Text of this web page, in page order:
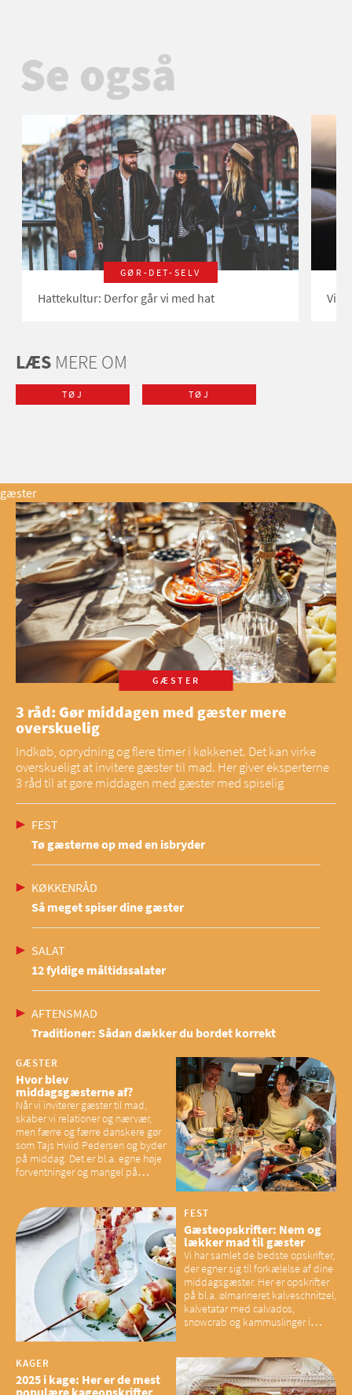
Se også
GØR-DET-SELV
Hattekultur: Derfor går vi med hat
LÆS MERE OM
TØJ TØJ
gæster
GÆSTER
3 råd: Gør middagen med gæster mere
overskuelig
Indkøb, oprydning og flere timer i køkkenet. Det kan virke
overskueligt at invitere gæster til mad. Her giver eksperterne
3 råd til at gøre middagen med gæster med spiselig
FEST
Tø gæsterne op med en isbryder
KØKKENRÅD
Så meget spiser dine gæster
SALAT
12 fyldige måltidssalater
AFTENSMAD
Traditioner: Sådan dækker du bordet korrekt
GÆSTER
Hvor blev
middagsgæsterne af?
Når vi inviterer gæster til mad,
skaber vi relationer og nærvær,
men færre og færre danskere gør
som Tajs Hviid Pedersen og byder
på middag. Det er bl.a. egne høje
forventninger og mangel på
have konsekvenser for vores
sociale fællesskaber
FEST
Gæsteopskrifter: Nem og
lækker mad til gæster
Vi har samlet de bedste opskrifter,
der egner sig til forkælelse af dine
middagsgæster. Her er opskrifter
på bl.a. ølmarineret kalveschnitzel,
kalvetatar med calvados,
snowcrab og kammuslinger i
KAGER
2025 i kage: Her er de mest
populære kageopskrifter